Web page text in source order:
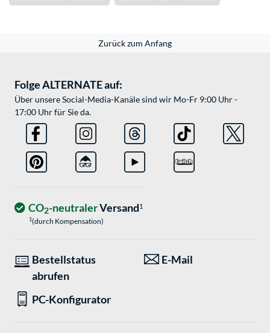
Zurück zum Anfang
Folge ALTERNATE auf:
Über unsere Social-Media-Kanäle sind wir Mo-Fr 9:00 Uhr -
17:00 Uhr für Sie da.
CO2-neutralerVersand1
1(durch Kompensation)
Bestellstatus
abrufen
E-Mail
PC-Konfigurator